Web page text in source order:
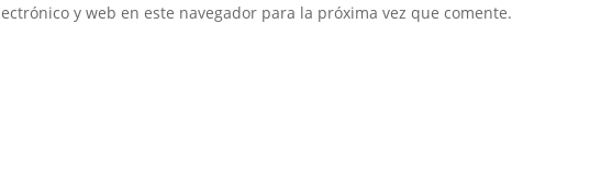
y web en este navegador para la próxima vez que comente.